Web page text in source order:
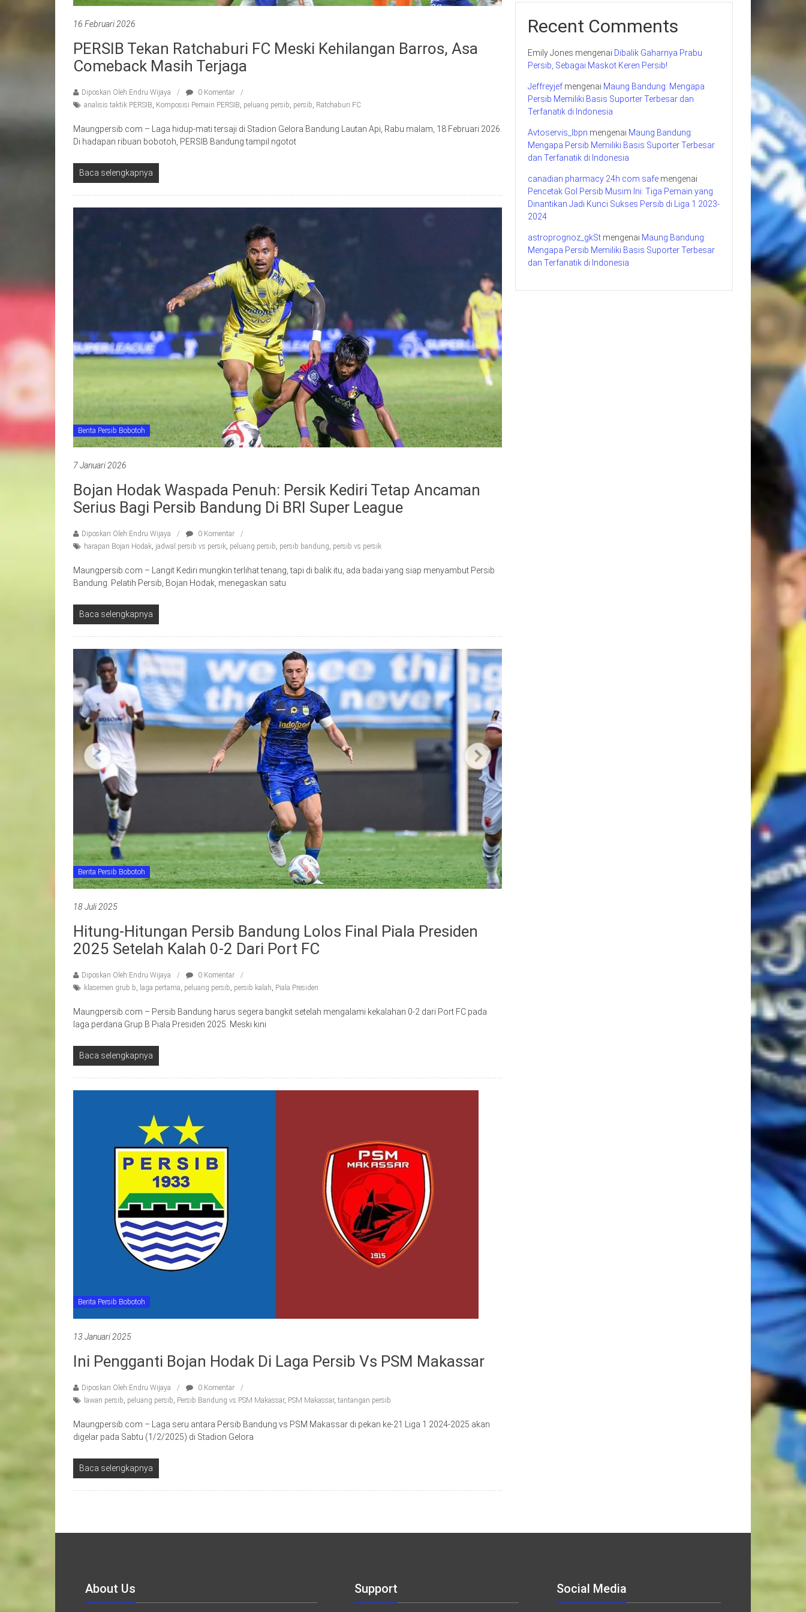
16 Februari 2026
PERSIB Tekan Ratchaburi FC Meski Kehilangan Barros, Asa
Comeback Masih Terjaga
Diposkan Oleh:Endru Wijaya
0 Komentar
analisis taktik PERSIB, Komposisi Pemain PERSIB, peluang persib, persib, Ratchaburi FC
Maungpersib.com – Laga hidup-mati tersaji di Stadion Gelora Bandung Lautan Api, Rabu malam, 18 Februari 2026.
Di hadapan ribuan bobotoh, PERSIB Bandung tampil ngotot
Baca selengkapnya
Berita Persib Bobotoh
7 Januari 2026
Bojan Hodak Waspada Penuh: Persik Kediri Tetap Ancaman
Serius Bagi Persib Bandung Di BRI Super League
Diposkan Oleh:Endru Wijaya
0 Komentar
harapan Bojan Hodak, jadwal persib vs persik, peluang persib, persib bandung, persib vs persik
Maungpersib.com – Langit Kediri mungkin terlihat tenang, tapi di balik itu, ada badai yang siap menyambut Persib
Bandung. Pelatih Persib, Bojan Hodak, menegaskan satu
Baca selengkapnya
Berita Persib Bobotoh
18 Juli 2025
Hitung-Hitungan Persib Bandung Lolos Final Piala Presiden
2025 Setelah Kalah 0-2 Dari Port FC
Diposkan Oleh:Endru Wijaya
0 Komentar
klasemen grub b, laga pertama, peluang persib, persib kalah, Piala Presiden
Maungpersib.com – Persib Bandung harus segera bangkit setelah mengalami kekalahan 0-2 dari Port FC pada
laga perdana Grup B Piala Presiden 2025. Meski kini
Baca selengkapnya
Berita Persib Bobotoh
13 Januari 2025
Ini Pengganti Bojan Hodak Di Laga Persib Vs PSM Makassar
Diposkan Oleh:Endru Wijaya
0 Komentar
lawan persib, peluang persib, Persib Bandung vs PSM Makassar, PSM Makassar, tantangan persib
Maungpersib.com – Laga seru antara Persib Bandung vs PSM Makassar di pekan ke-21 Liga 1 2024-2025 akan
digelar pada Sabtu (1/2/2025) di Stadion Gelora
Baca selengkapnya
Recent Comments
Emily Jones mengenai Dibalik Gaharnya Prabu
Persib, Sebagai Maskot Keren Persib!
Jeffreyjef mengenai Maung Bandung: Mengapa
Persib Memiliki Basis Suporter Terbesar dan
Terfanatik di Indonesia
Avtoservis_lbpn mengenai Maung Bandung:
Mengapa Persib Memiliki Basis Suporter Terbesar
dan Terfanatik di Indonesia
canadian pharmacy 24h com safe mengenai
Pencetak Gol Persib Musim Ini: Tiga Pemain yang
Dinantikan Jadi Kunci Sukses Persib di Liga 1 2023-
2024
astroprognoz_gkSt mengenai Maung Bandung:
Mengapa Persib Memiliki Basis Suporter Terbesar
dan Terfanatik di Indonesia
About Us Support Social Media